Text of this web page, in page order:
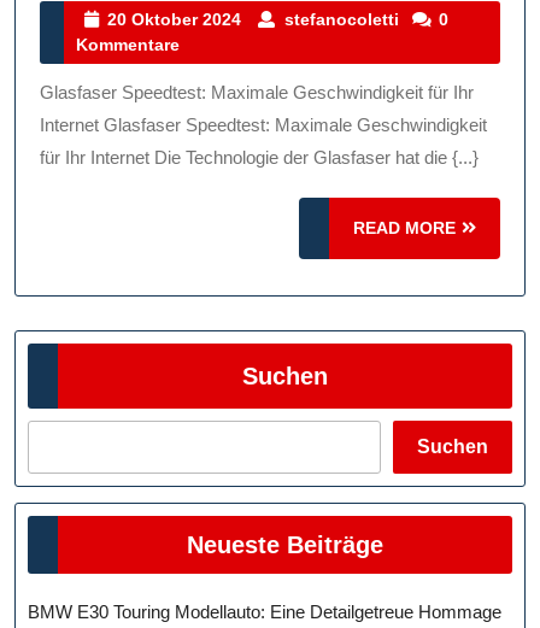
Der
Speedtest
Enthüllt
Die
Wahre
Leistung
20 Oktober 2024
20
2024
stefanocoletti stefanocoletti
0
Kommentare
Glasfaser Speedtest: Maximale Geschwindigkeit für Ihr
Internet Glasfaser Speedtest: Maximale Geschwindigkeit
für Ihr Internet Die Technologie der Glasfaser hat die {...}
READ MORE
READ
MORE
Suchen
Suchen
Neueste Beiträge
BMW E30 Touring Modellauto: Eine Detailgetreue Hommage